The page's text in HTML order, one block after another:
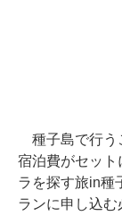
種子島で行う
宿泊費がセット
ラを探す旅in種
ランに申し込